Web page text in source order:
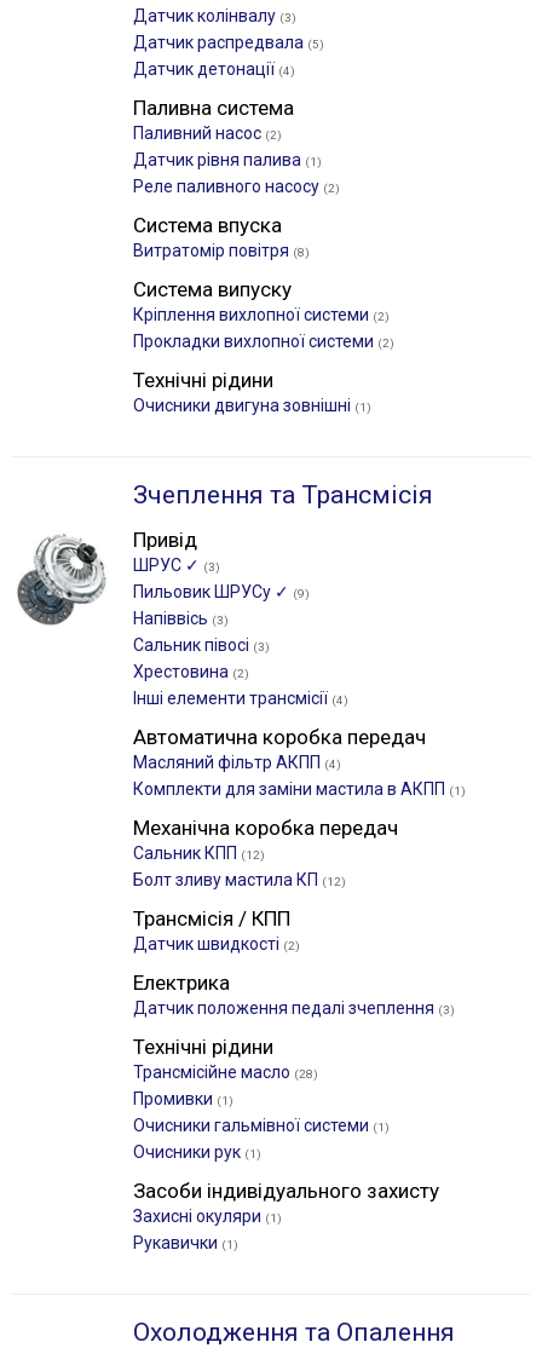
Датчик колінвалу (3)
Датчик распредвала (5)
Датчик детонації (4)
Паливна система
Паливний насос (2)
Датчик рівня палива (1)
Реле паливного насосу (2)
Система впуска
Витратомір повітря (8)
Система випуску
Кріплення вихлопної системи (2)
Прокладки вихлопної системи (2)
Технічні рідини
Очисники двигуна зовнішні (1)
Зчеплення та Трансмісія
Привід
ШРУС ✓ (3)
Пильовик ШРУСу ✓ (9)
Напіввісь (3)
Сальник півосі (3)
Хрестовина (2)
Інші елементи трансмісії (4)
Автоматична коробка передач
Масляний фільтр АКПП (4)
Комплекти для заміни мастила в АКПП (1)
Механічна коробка передач
Сальник КПП (12)
Болт зливу мастила КП (12)
Трансмісія / КПП
Датчик швидкості (2)
Електрика
Датчик положення педалі зчеплення (3)
Технічні рідини
Трансмісійне масло (28)
Промивки (1)
Очисники гальмівної системи (1)
Очисники рук (1)
Засоби індивідуального захисту
Захисні окуляри (1)
Рукавички (1)
Охолодження та Опалення